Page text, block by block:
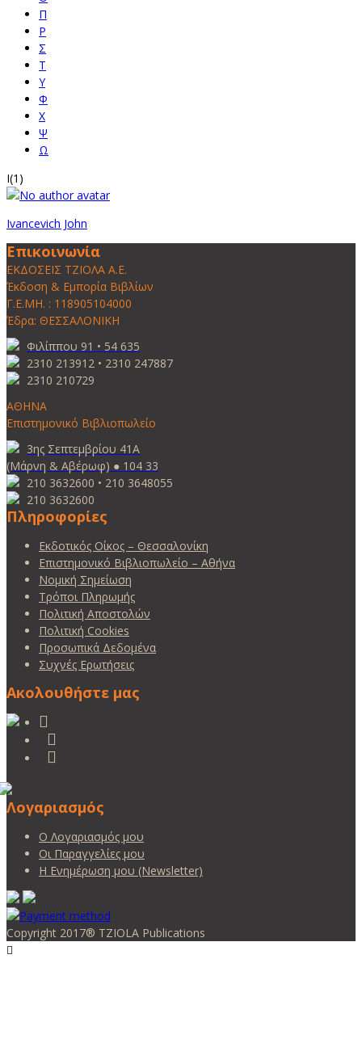
Π
Ρ
Σ
Τ
Υ
Φ
Χ
Ψ
Ω
I(1)
Ivancevich John
Επικοινωνία
ΕΚΔΟΣΕΙΣ ΤΖΙΟΛΑ Α.Ε.
Έκδοση & Εμπορία Βιβλίων
Γ.Ε.ΜΗ. : 118905104000
Έδρα: ΘΕΣΣΑΛΟΝΙΚΗ
Φιλίππου 91 • 54 635
2310 213912 • 2310 247887
2310 210729
ΑΘΗΝΑ
Επιστημονικό Βιβλιοπωλείο
3ης Σεπτεμβρίου 41Α
(Μάρνη & Αβέρωφ) ● 104 33
210 3632600 • 210 3648055
210 3632600
Πληροφορίες
Εκδοτικός Οίκος – Θεσσαλονίκη
Επιστημονικό Βιβλιοπωλείο – Αθήνα
Νομική Σημείωση
Τρόποι Πληρωμής
Πολιτική Αποστολών
Πολιτική Cookies
Προσωπικά Δεδομένα
Συχνές Ερωτήσεις
Ακολουθήστε μας
Λογαριασμός
Ο Λογαριασμός μου
Οι Παραγγελίες μου
Η Ενημέρωση μου (Newsletter)
Copyright 2017® TZIOLA Publications